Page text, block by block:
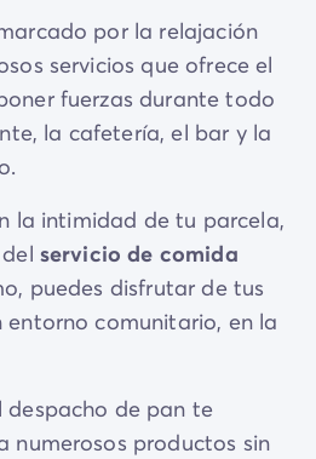
por la relajación
servicios que ofrece el
fuerzas durante todo
la cafetería, el bar y la
la intimidad de tu parcela,
servicio de comida
puedes disfrutar de tus
entorno comunitario, en la
despacho de pan te
numerosos productos sin